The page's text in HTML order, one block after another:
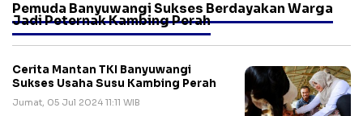
Pemuda Banyuwangi Sukses Berdayakan Warga
Jadi Peternak Kambing Perah
Cerita Mantan TKI Banyuwangi
Sukses Usaha Susu Kambing Perah
Jumat, 05 Jul 2024 11:11 WIB